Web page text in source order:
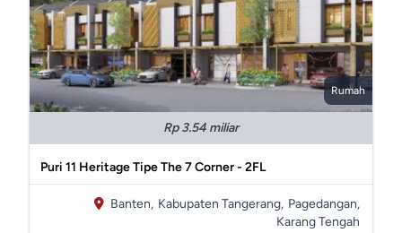
Rumah
Rp 3.54 miliar
Puri 11 Heritage Tipe The 7 Corner - 2FL
Banten, Kabupaten Tangerang, Pagedangan,
Karang Tengah